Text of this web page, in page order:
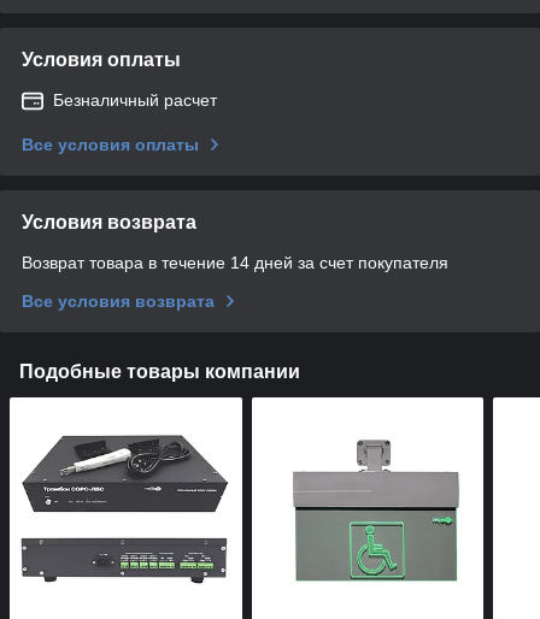
Условия оплаты
Безналичный расчет
Все условия оплаты
Условия возврата
Возврат товара в течение 14 дней за счет покупателя
Все условия возврата
Подобные товары компании